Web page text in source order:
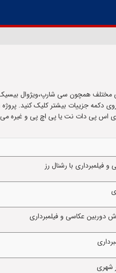
مختلف همچون سی شارپ،ویژوال
دکمه جزییات بیشتر کلیک کنید.
فیلمبرداری با رشنال رز
دوربین عکاسی و فیلمبرداری
شهری